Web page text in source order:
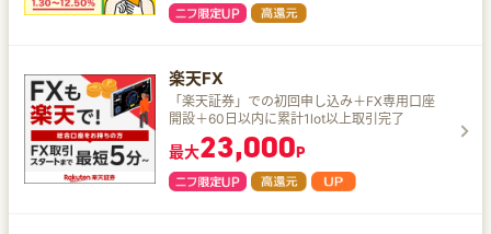
楽天FX
「楽天証券」での初回申し込み＋FX専用口座
開設＋60日以内に累計1lot以上取引完了
最大23,000P